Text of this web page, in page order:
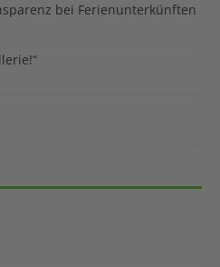
bei Ferienunterkünften